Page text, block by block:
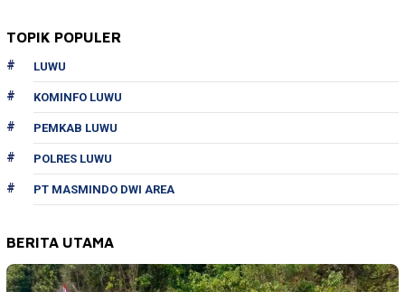
TOPIK POPULER
LUWU
KOMINFO LUWU
PEMKAB LUWU
POLRES LUWU
PT MASMINDO DWI AREA
BERITA UTAMA